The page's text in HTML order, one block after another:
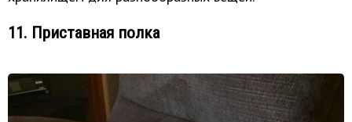
11. Приставная полка